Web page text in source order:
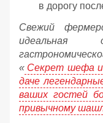
в дорогу
Свежий
идеальная
« Секрет шефа
даче
ваших гостей
привычному